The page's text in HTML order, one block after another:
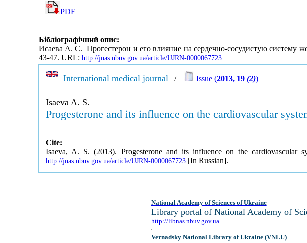
PDF
Бібліографічний опис:
Исаева А. С. Прогестерон и его влияние на сердечно-сосудистую систему
43-47. URL: http://jnas.nbuv.gov.ua/article/UJRN-0000067723
International medical journal / Issue (2013, 19 (2))
Isaeva A. S.
Progesterone and its influence on the cardiovascular
Cite:
Isaeva, A. S. (2013). Progesterone and its influence on the cardiovascular
http://jnas.nbuv.gov.ua/article/UJRN-0000067723[In Russian].
National Academy of Sciences of Ukraine
Library portal of National Academy of
http://libnas.nbuv.gov.ua
Vernadsky National Library of Ukraine (VNLU)